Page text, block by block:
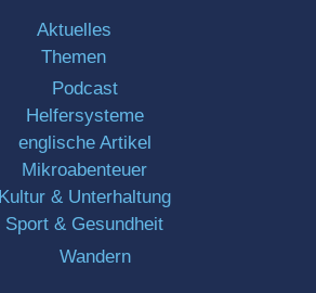
Aktuelles
Themen
Podcast
Helfersysteme
englische Artikel
Mikroabenteuer
Kultur & Unterhaltung
Sport & Gesundheit
Wandern